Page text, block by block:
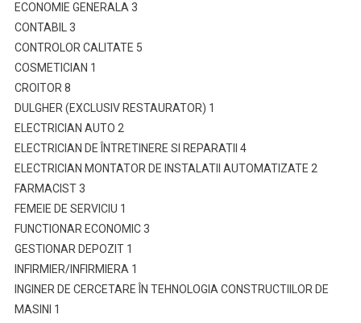
ECONOMIE GENERALA 3
CONTABIL 3
CONTROLOR CALITATE 5
COSMETICIAN 1
CROITOR 8
DULGHER (EXCLUSIV RESTAURATOR) 1
ELECTRICIAN AUTO 2
ELECTRICIAN DE ÎNTRETINERE SI REPARATII 4
ELECTRICIAN MONTATOR DE INSTALATII AUTOMATIZATE 2
FARMACIST 3
FEMEIE DE SERVICIU 1
FUNCTIONAR ECONOMIC 3
GESTIONAR DEPOZIT 1
INFIRMIER/INFIRMIERA 1
INGINER DE CERCETARE ÎN TEHNOLOGIA CONSTRUCTIILOR DE
MASINI 1